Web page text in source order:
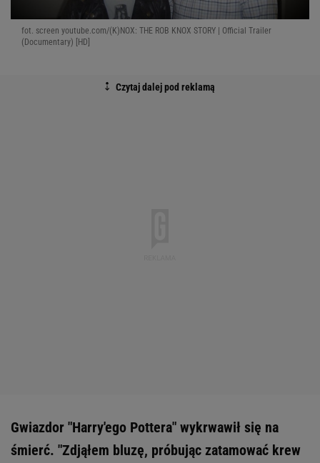
fot. screen youtube.com/(K)NOX: THE ROB KNOX STORY | Official Trailer
(Documentary) [HD]
Gwiazdor "Harry'ego Pottera" wykrwawił się na
śmierć. "Zdjąłem bluzę, próbując zatamować krew